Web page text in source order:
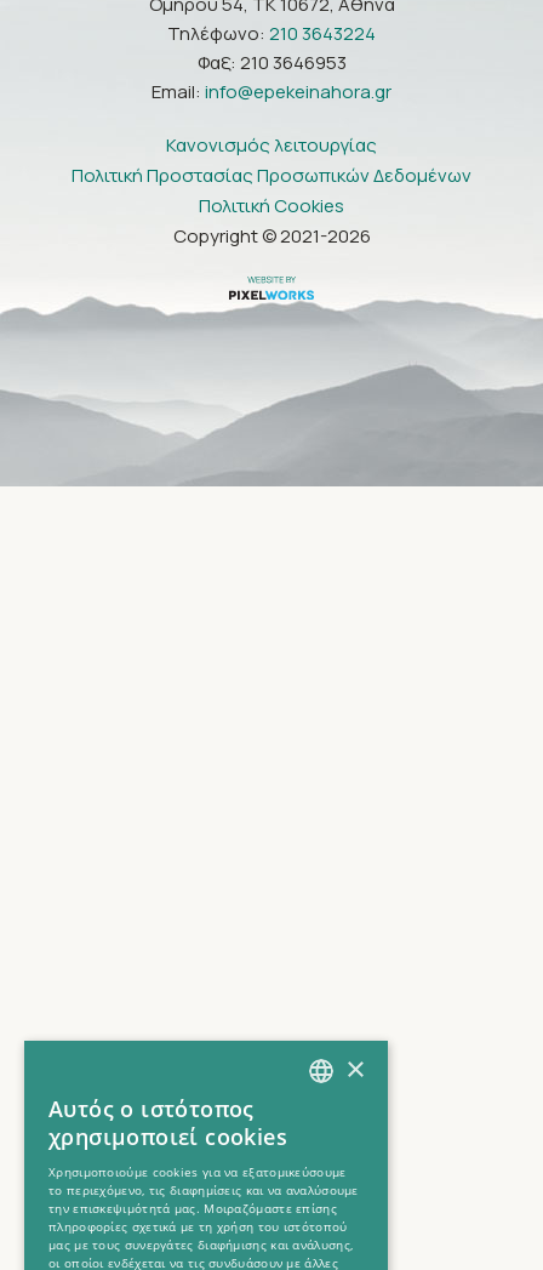
Τηλέφωνο: 210 3643224
Φαξ: 210 3646953
Email: info@epekeinahora.gr
Κανονισμός λειτουργίας
Πολιτική Προστασίας Προσωπικών Δεδομένων
Πολιτική Cookies
Copyright © 2021-2026
×
Αυτός ο ιστότοπος
χρησιμοποιεί cookies
Χρησιμοποιούμε cookies για να εξατομικεύσουμε
το περιεχόμενο, τις διαφημίσεις και να αναλύσουμε
την επισκεψιμότητά μας. Μοιραζόμαστε επίσης
πληροφορίες σχετικά με τη χρήση του ιστότοπού
μας με τους συνεργάτες διαφήμισης και ανάλυσης,
οι οποίοι ενδέχεται να τις συνδυάσουν με άλλες